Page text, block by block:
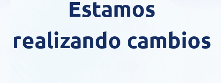
Estamos
realizando cambios